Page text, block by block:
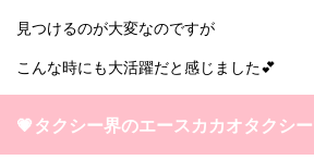
見つけるのが大変なのですが
こんな時にも大活躍だと感じました💕
💗タクシー界のエースカカオタクシ